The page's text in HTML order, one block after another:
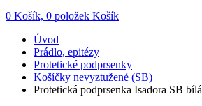
0 Košík, 0 položek Košík
Úvod
Prádlo, epitézy
Protetické podprsenky
Košíčky nevyztužené (SB)
Protetická podprsenka Isadora SB bílá